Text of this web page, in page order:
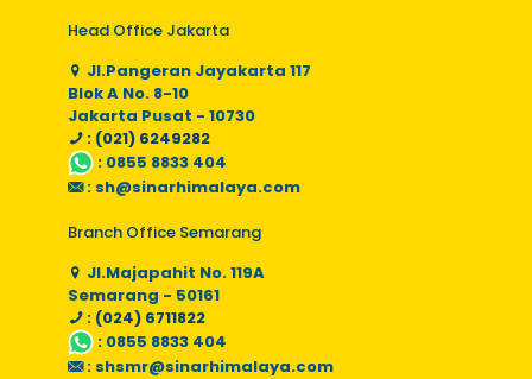
Head Office Jakarta
Jl.Pangeran Jayakarta 117
Blok A No. 8-10
Jakarta Pusat - 10730
: (021) 6249282
: 0855 8833 404
: sh@sinarhimalaya.com
Branch Office Semarang
Jl.Majapahit No. 119A
Semarang - 50161
: (024) 6711822
: 0855 8833 404
: shsmr@sinarhimalaya.com